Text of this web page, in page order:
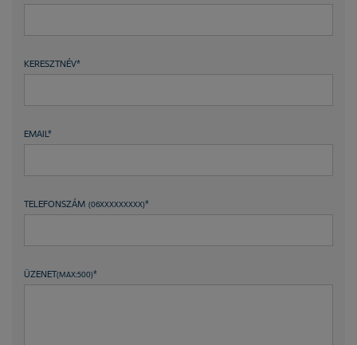
KERESZTNÉV*
EMAIL*
TELEFONSZÁM (06XXXXXXXXX)*
ÜZENET(MAX:500)*